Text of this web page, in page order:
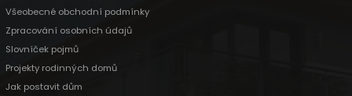
Všeobecné obchodní podmínky
Zpracování osobních údajů
Slovníček pojmů
Projekty rodinných domů
Jak postavit dům